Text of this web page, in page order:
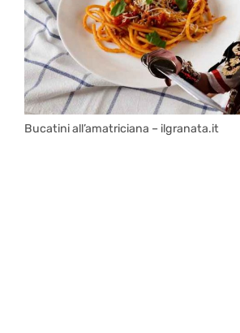
Bucatini all’amatriciana – ilgranata.it